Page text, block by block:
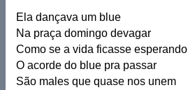
Ela dançava um blue
Na praça domingo devagar
Como se a vida ficasse esperando
O acorde do blue pra passar
São males que quase nos unem